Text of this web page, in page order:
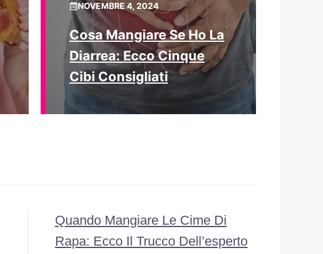
NOVEMBRE 4, 2024
Cosa Mangiare Se Ho La
Diarrea: Ecco Cinque
Cibi Consigliati
Quando Mangiare Le Cime Di
Rapa: Ecco Il Trucco Dell’esperto